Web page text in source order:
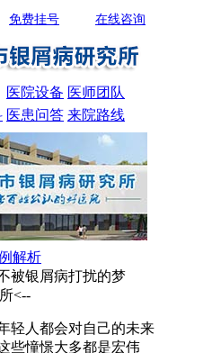
在线咨询
免费挂号
医院设备 医师团队
医患问答 来院路线
解析
被银屑病打扰的梦
<--
轻人都会对自己的未来
些憧憬大多都是宏伟